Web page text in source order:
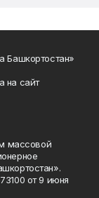
Башкортостан»
на сайт
массовой
от 9 июня